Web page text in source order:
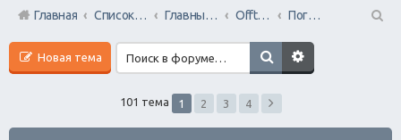
Главная Список форумов Главный раздел Offtop + Всяко-Разно
Поговорим?
Новая тема
101 тема 1 2 3 4